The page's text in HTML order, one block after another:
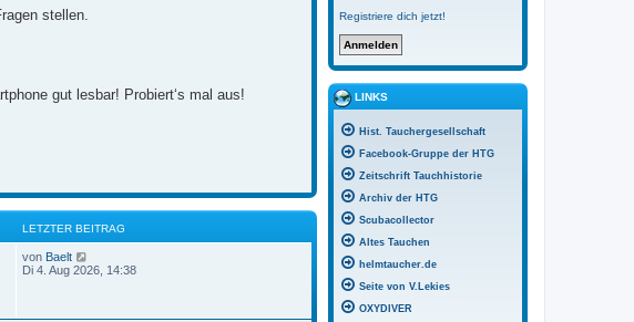
stellen.
gut lesbar! Probiert‘s mal aus!
LETZTER BEITRAG
von Baelt
e
Di 4. Aug 2026, 14:38
Registriere dich jetzt!
LINKS
Hist. Tauchergesellschaft
Facebook-Gruppe der HTG
Zeitschrift Tauchhistorie
Archiv der HTG
Scubacollector
Altes Tauchen
helmtaucher.de
Seite von V.Lekies
OXYDIVER